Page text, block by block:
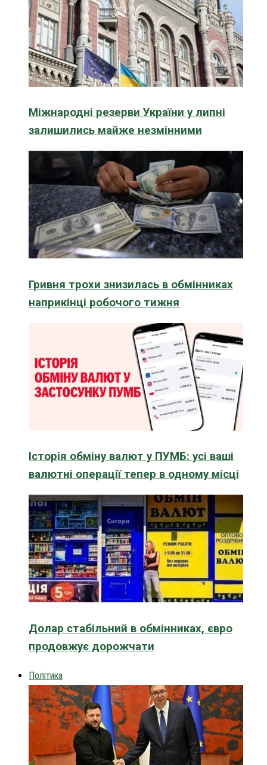
Міжнародні резерви України у липні
залишились майже незмінними
Гривня трохи знизилась в обмінниках
наприкінці робочого тижня
Історія обміну валют у ПУМБ: усі ваші
валютні операції тепер в одному місці
Долар стабільний в обмінниках, євро
продовжує дорожчати
Політика